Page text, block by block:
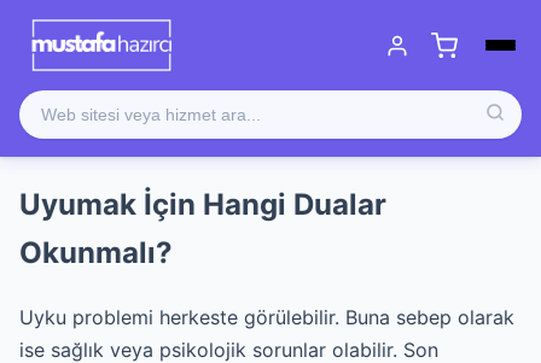
Uyumak İçin Hangi Dualar
Okunmalı?
Uyku problemi herkeste görülebilir. Buna sebep olarak
ise sağlık veya psikolojik sorunlar olabilir. Son